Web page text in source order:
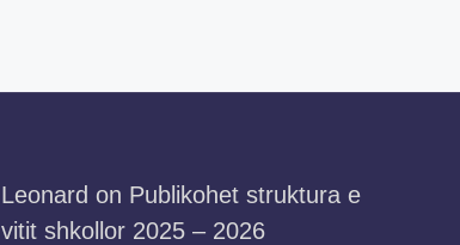
Leonard on Publikohet struktura e
vitit shkollor 2025 – 2026